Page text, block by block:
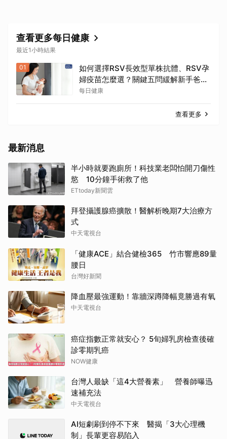
查看更多每日健康
最近1小時結果
01
如何選擇RSV長效型單株抗體、RSV孕
婦疫苗怎麼選？關鍵五問緩解新手爸媽
焦慮
每日健康
查看更多
最新消息
半小時就要跑廁所！科技業老闆怕開刀傷性
慾 10分鐘手術救了他
ETtoday新聞雲
拜登攝護腺癌擴散！醫解析晚期7大治療方
式
中天電視台
「健康ACE」結合健檢365 竹市響應89量
腰日
台灣好新聞
降血壓最強運動！靠牆深蹲降幅竟勝過有氧
中天電視台
癌症指數正常就安心？ 5旬婦乳房檢查後確
診零期乳癌
NOW健康
台灣人最缺「這4大營養素」 營養師曝迅
速補充法
中天電視台
AI短劇刷到停不下來 醫揭「3大心理機
制」長輩更容易陷入